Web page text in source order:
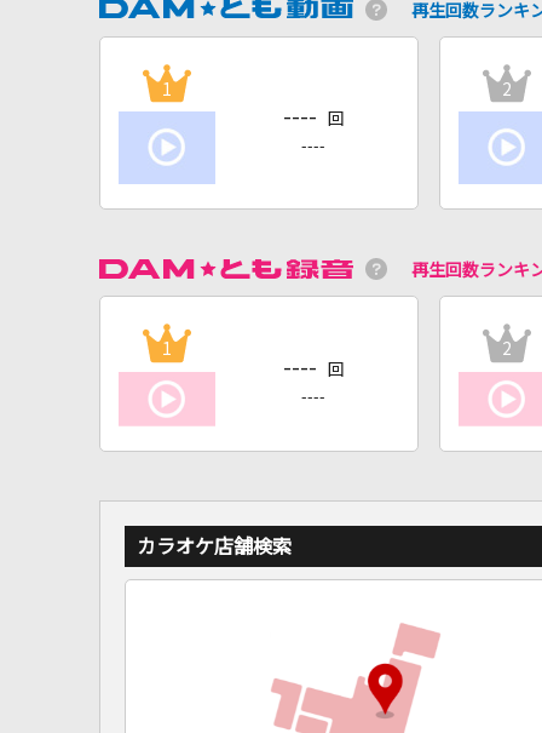
再生回数ランキ
1
---- 回
----
2
再生回数ランキ
1
---- 回
----
2
カラオケ店舗検索